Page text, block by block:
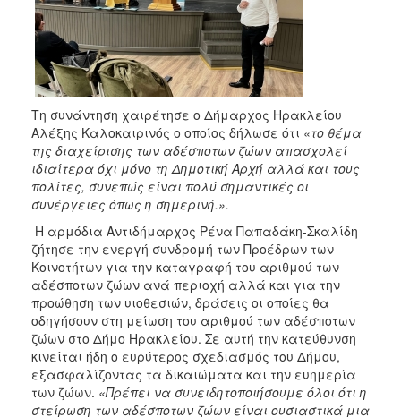
2012
2011
2010
2006
ΔΗΜΟΤΗΣ
ΗΡΑΚΛΕΙΟ
Τη συνάντηση χαιρέτησε ο Δήμαρχος Ηρακλείου
Αλέξης Καλοκαιρινός ο οποίος δήλωσε ότι «το θέμα
της διαχείρισης των αδέσποτων ζώων απασχολεί
ιδιαίτερα όχι μόνο τη Δημοτική Αρχή αλλά και τους
πολίτες, συνεπώς είναι πολύ σημαντικές οι
συνέργειες όπως η σημερινή.».
Η αρμόδια Αντιδήμαρχος Ρένα Παπαδάκη-Σκαλίδη
ζήτησε την ενεργή συνδρομή των Προέδρων των
Κοινοτήτων για την καταγραφή του αριθμού των
αδέσποτων ζώων ανά περιοχή αλλά και για την
προώθηση των υιοθεσιών, δράσεις οι οποίες θα
οδηγήσουν στη μείωση του αριθμού των αδέσποτων
ζώων στο Δήμο Ηρακλείου. Σε αυτή την κατεύθυνση
κινείται ήδη ο ευρύτερος σχεδιασμός του Δήμου,
εξασφαλίζοντας τα δικαιώματα και την ευημερία
των ζώων. «Πρέπει να συνειδητοποιήσουμε όλοι ότι η
στείρωση των αδέσποτων ζώων είναι ουσιαστικά μια